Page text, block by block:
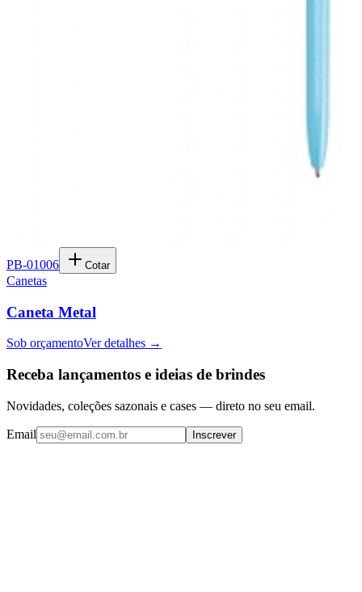
PB-01006 Cotar
Canetas
Caneta Metal
Sob orçamentoVer detalhes →
Receba lançamentos e ideias de brindes
Novidades, coleções sazonais e cases — direto no seu email.
Email Inscrever